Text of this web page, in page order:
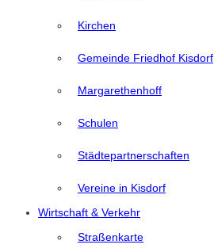
Kirchen
Gemeinde Friedhof Kisdorf
Margarethenhoff
Schulen
Städtepartnerschaften
Vereine in Kisdorf
Wirtschaft & Verkehr
Straßenkarte